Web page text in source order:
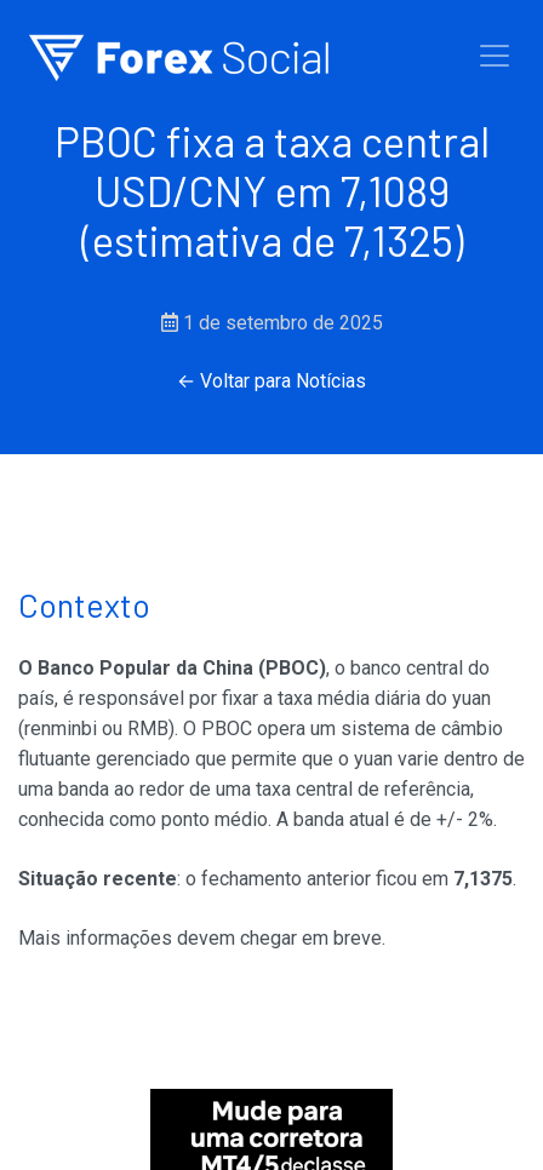
PBOC fixa a taxa central
USD/CNY em 7,1089
(estimativa de 7,1325)
1 de setembro de 2025
← Voltar para Notícias
Contexto
O Banco Popular da China (PBOC), o banco central do
país, é responsável por fixar a taxa média diária do yuan
(renminbi ou RMB). O PBOC opera um sistema de câmbio
flutuante gerenciado que permite que o yuan varie dentro de
uma banda ao redor de uma taxa central de referência,
conhecida como ponto médio. A banda atual é de +/- 2%.
Situação recente: o fechamento anterior ficou em 7,1375.
Mais informações devem chegar em breve.